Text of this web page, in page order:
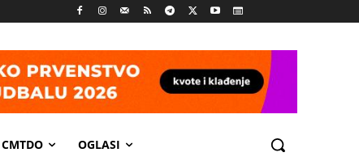
CMTDO OGLASI